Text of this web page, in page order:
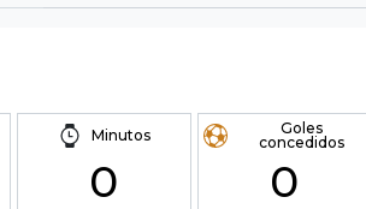
Minutos
0
Goles
concedidos
0